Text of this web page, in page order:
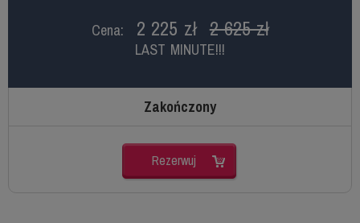
Cena: 2 225 zł 2 625 zł
LAST MINUTE!!!
Zakończony
Rezerwuj